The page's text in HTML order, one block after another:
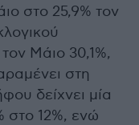
στο 25,9% τον
Μάιο 30,1%,
στη
δείχνει μία
στο 12%, ενώ